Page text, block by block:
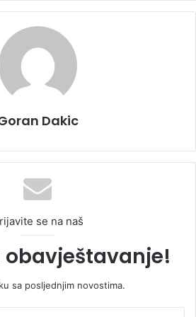
Dakic
se na naš
obavještavanje!
sa posljednjim novostima.